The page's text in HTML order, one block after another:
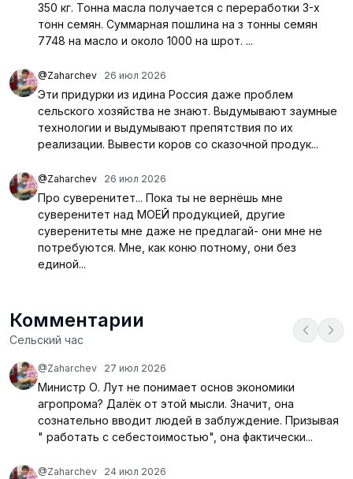
350 кг. Тонна масла получается с переработки 3-х
тонн семян. Суммарная пошлина на з тонны семян
7748 на масло и около 1000 на шрот. ...
@Zaharchev 26 июл 2026
Эти придурки из идина Россия даже проблем
сельского хозяйства не знают. Выдумывают заумные
технологии и выдумывают препятствия по их
реализации. Вывести коров со сказочной продук...
@Zaharchev 26 июл 2026
Про суверенитет... Пока ты не вернёшь мне
суверенитет над МОЕЙ продукцией, другие
суверенитеты мне даже не предлагай- они мне не
потребуются. Мне, как коню потному, они без
единой...
Комментарии
Сельский час
@Zaharchev 27 июл 2026
Министр О. Лут не понимает основ экономики
агропрома? Далёк от этой мысли. Значит, она
сознательно вводит людей в заблуждение. Призывая
" работать с себестоимостью", она фактически...
@Zaharchev 24 июл 2026